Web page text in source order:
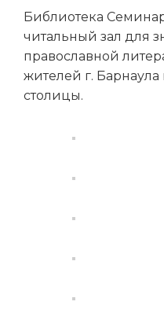
Библиотека
читальный зал для
православной
жителей г. Барнаула
столицы.